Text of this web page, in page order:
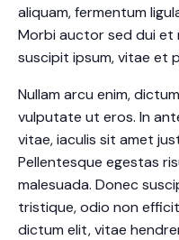
aliquam, fermentum
Morbi auctor sed dui et
suscipit ipsum, vitae et
Nullam arcu enim,
vulputate ut eros. In
vitae, iaculis sit amet
Pellentesque egestas
malesuada. Donec
tristique, odio non
dictum elit, vitae